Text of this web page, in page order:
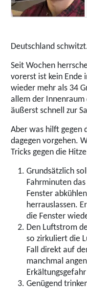
Deutschland
Seit Wochen
vorerst ist kein Ende
wieder mehr als 34
allem der
äußerst schnell zur
Aber was hilft gegen
dagegen vorgehen.
Tricks gegen die
Grundsätzlich
Fahrminuten
Fenster
herrauslassen.
die Fenster
Den Luftstrom
so zirkuliert die
Fall direkt auf
manchmal
Genügend